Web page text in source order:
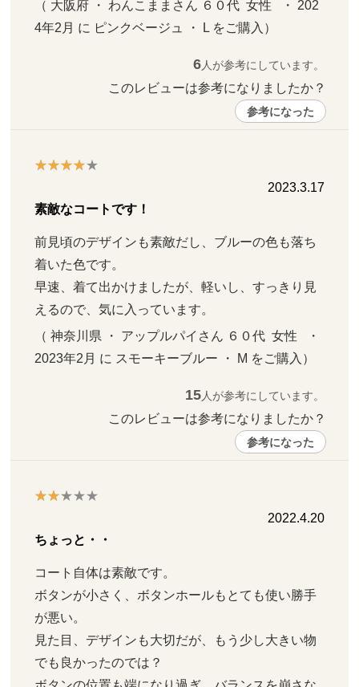
（ 大阪府 ・ わんこままさん ６０代  女性   ・ 202
4年2月 に ピンクベージュ ・ L をご購入）
6人が参考にしています。
このレビューは参考になりましたか？
参考になった
2023.3.17
素敵なコートです！
前見頃のデザインも素敵だし、ブルーの色も落ち
着いた色です。
早速、着て出かけましたが、軽いし、すっきり見
えるので、気に入っています。
（ 神奈川県 ・ アップルパイさん ６０代  女性   ・
2023年2月 に スモーキーブルー ・ M をご購入）
15人が参考にしています。
このレビューは参考になりましたか？
参考になった
2022.4.20
ちょっと・・
コート自体は素敵です。
ボタンが小さく、ボタンホールもとても使い勝手
が悪い。
見た目、デザインも大切だが、もう少し大きい物
でも良かったのでは？